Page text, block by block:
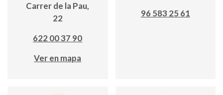
Carrer de la Pau,
22
622 00 37 90
Ver en mapa
96 583 25 61